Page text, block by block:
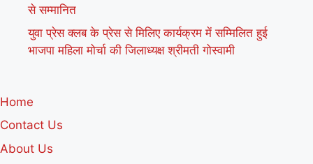
से सम्मानित
युवा प्रेस क्लब के प्रेस से मिलिए कार्यक्रम में सम्मिलित हुई
भाजपा महिला मोर्चा की जिलाध्यक्ष श्रीमती गोस्वामी
Home
Contact Us
About Us